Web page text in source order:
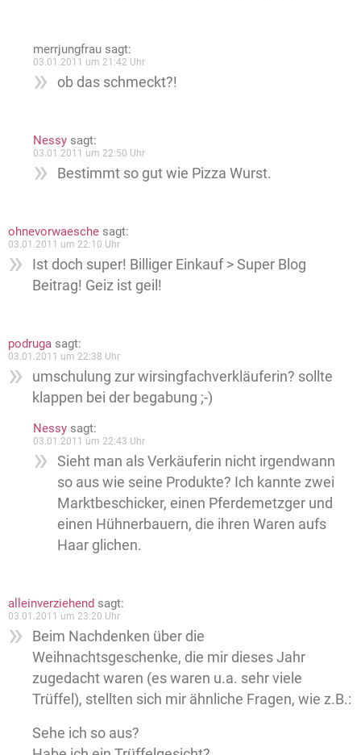
merrjungfrau sagt:
03.01.2011 um 21:42 Uhr
ob das schmeckt?!
Nessy sagt:
03.01.2011 um 22:50 Uhr
Bestimmt so gut wie Pizza Wurst.
ohnevorwaesche sagt:
03.01.2011 um 22:10 Uhr
Ist doch super! Billiger Einkauf > Super Blog
Beitrag! Geiz ist geil!
podruga sagt:
03.01.2011 um 22:38 Uhr
umschulung zur wirsingfachverkläuferin? sollte
klappen bei der begabung ;-)
Nessy sagt:
03.01.2011 um 22:43 Uhr
Sieht man als Verkäuferin nicht irgendwann
so aus wie seine Produkte? Ich kannte zwei
Marktbeschicker, einen Pferdemetzger und
einen Hühnerbauern, die ihren Waren aufs
Haar glichen.
alleinverziehend sagt:
03.01.2011 um 23:20 Uhr
Beim Nachdenken über die
Weihnachtsgeschenke, die mir dieses Jahr
zugedacht waren (es waren u.a. sehr viele
Trüffel), stellten sich mir ähnliche Fragen, wie z.B.:
Sehe ich so aus?